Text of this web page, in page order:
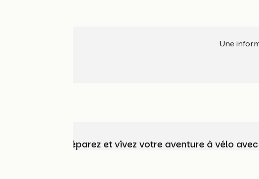
Une
Choisissez, préparez et vivez votre aventure à vélo